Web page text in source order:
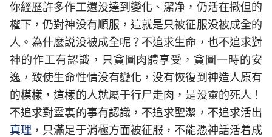
你經歷許多作工還没達到變化、潔净，仍活在撒但的
權下，仍對神没有順服，這就是只被征服没被成全的
人。為什麽説没被成全呢？不追求生命，也不追求對
神的作工有認識，只貪圖肉體享受，貪圖一時的安
逸，致使生命性情没有變化，没有恢復到神造人原有
的模樣，這樣的人就屬于行尸走肉，是没靈的死人！
不追求對靈裏的事有認識，不追求聖潔，不追求活出
真理 ，只滿足于消極方面被征服，不能憑神話活着成